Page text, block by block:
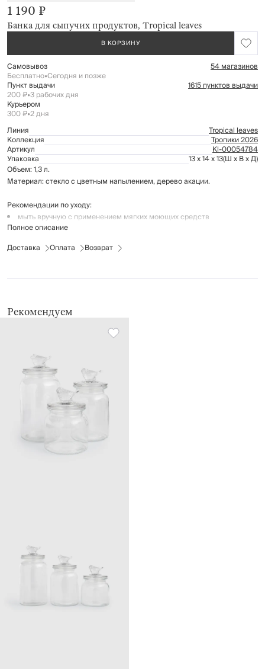
Банка для сыпучих продуктов, Tropical leaves
1 190 ₽
В КОРЗИНУ
Самовывоз 54 магазинов
Бесплатно•Сегодня и позже
Пункт выдачи 1615 пунктов выдачи
200 ₽•3 рабочих дня
Курьером
300 ₽•2 дня
Линия
Tropical leaves
Коллекция Тропики 2026
Артикул Kl-00054784
Упаковка 13 x 14 x 13(Ш x В x Д)
Объем: 1,3 л.
Материал: стекло с цветным напылением, дерево акации.
Рекомендации по уходу:
мыть вручную с применением мягких моющих средств
не использовать для ухода абразивные чистящие средства и
жесткие губки
Полное описание
Доставка
Оплата Возврат
Рекомендуем